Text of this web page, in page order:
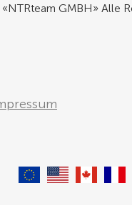
GMBH» Alle